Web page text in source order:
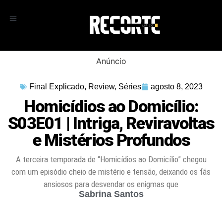
Anúncio
Final Explicado, Review, Séries agosto 8, 2023
Homicídios ao Domicílio:
S03E01 | Intriga, Reviravoltas
e Mistérios Profundos
A terceira temporada de “Homicídios ao Domicílio” chegou
com um episódio cheio de mistério e tensão, deixando os fãs
ansiosos para desvendar os enigmas que
Sabrina Santos